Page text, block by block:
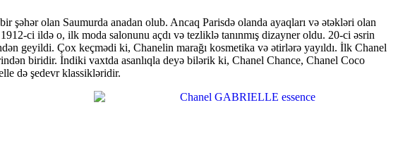
olan Saumurda anadan olub. Ancaq Parisdə olanda ayaqları və ətəkləri olan
ci ildə o, ilk moda salonunu açdı və tezliklə tanınmış dizayner oldu. 20-ci əsrin
geyildi. Çox keçmədi ki, Chanelin marağı kosmetika və ətirlərə yayıldı. İlk Chanel
biridir. İndiki vaxtda asanlıqla deyə bilərik ki, Chanel Chance, Chanel Coco
də şedevr klassikləridir.